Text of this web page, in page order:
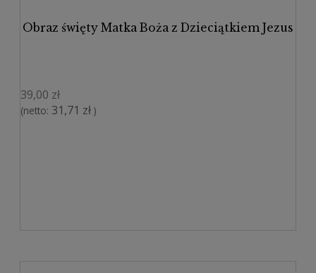
Obraz święty Matka Boża z Dzieciątkiem Jezus
39,00 zł
(netto: 31,71 zł )